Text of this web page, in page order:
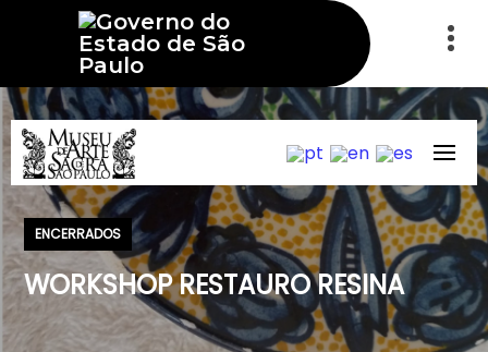
ENCERRADOS
WORKSHOP RESTAURO RESINA